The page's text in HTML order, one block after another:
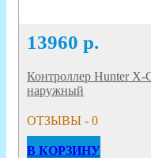
13960 р.
Контроллер Hunter X-
наружный
ОТЗЫВЫ - 0
В КОРЗИНУ